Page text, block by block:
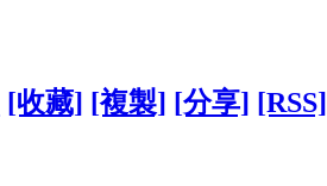
[收藏] [複製] [分享] [RSS]